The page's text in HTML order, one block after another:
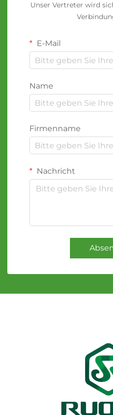
Unser Vertreter wird
E-Mail
Name
Firmenname
Nachricht